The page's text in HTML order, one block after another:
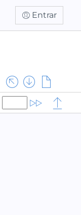
Entrar